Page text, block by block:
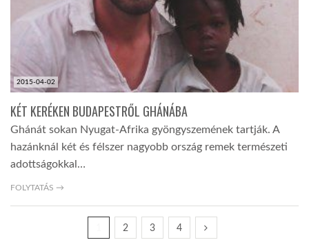
2015-04-02
KÉT KERÉKEN BUDAPESTRŐL GHÁNÁBA
Ghánát sokan Nyugat-Afrika gyöngyszemének tartják. A
hazánknál két és félszer nagyobb ország remek természeti
adottságokkal…
FOLYTATÁS →
2 3 4